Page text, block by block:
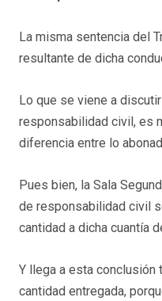
La misma sentencia del
resultante de dicha
Lo que se viene a
responsabilidad civil, es
diferencia entre lo
Pues bien, la Sala
de responsabilidad civil
cantidad a dicha cuantía
Y llega a esta conclusión
cantidad entregada,